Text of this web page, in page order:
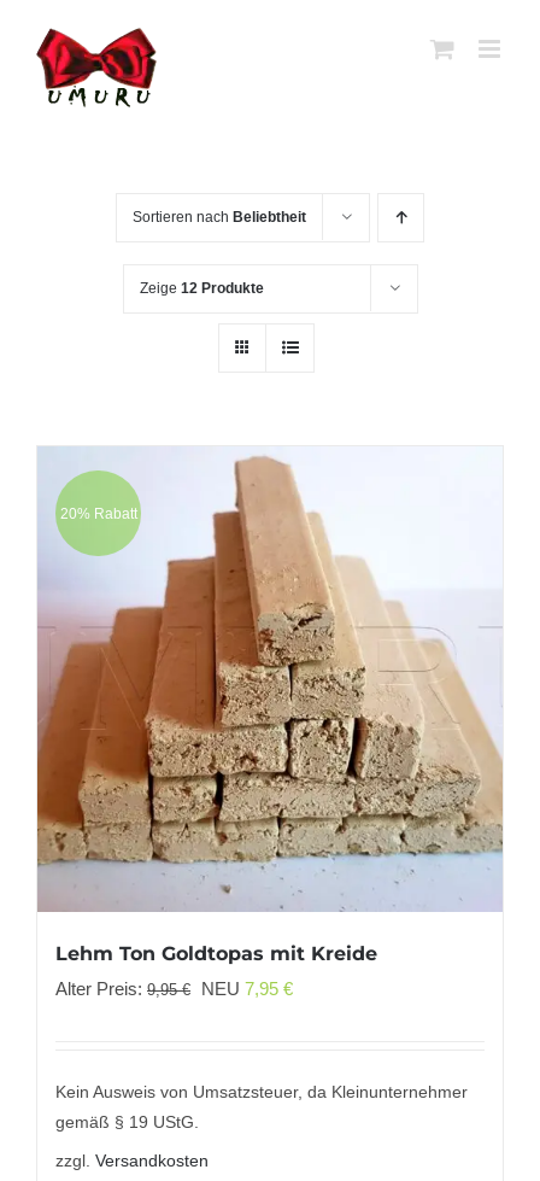
Inhalt
springen
Sortieren nach Beliebtheit
Zeige 12 Produkte
20% Rabatt
Lehm Ton Goldtopas mit Kreide
Alter Preis: 9,95€
Ursprünglicher
9,95 €
NEU 7,95 €Aktueller
7,95 €.
Kein Ausweis von Umsatzsteuer, da Kleinunternehmer
gemäß § 19 UStG.
zzgl. Versandkosten